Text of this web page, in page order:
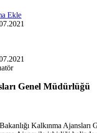
Ekle
Genel Müdürlüğü
Kalkınma Ajansları